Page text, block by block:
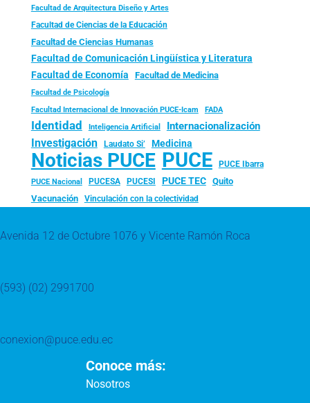
Facultad de Arquitectura Diseño y Artes
Facultad de Ciencias de la Educación
Facultad de Ciencias Humanas
Facultad de Comunicación Lingüística y Literatura
Facultad de Economía Facultad de Medicina
Facultad de Psicología
Facultad Internacional de Innovación PUCE-Icam FADA
Identidad Inteligencia Artificial Internacionalización
Investigación Laudato Si’ Medicina
Noticias PUCE PUCE PUCE Ibarra
PUCE Nacional PUCESA PUCESI PUCE TEC
Quito
Vacunación
Vinculación con la colectividad
Avenida 12 de Octubre 1076 y Vicente Ramón Roca
(593) (02) 2991700
conexion@puce.edu.ec
Conoce más:
Nosotros